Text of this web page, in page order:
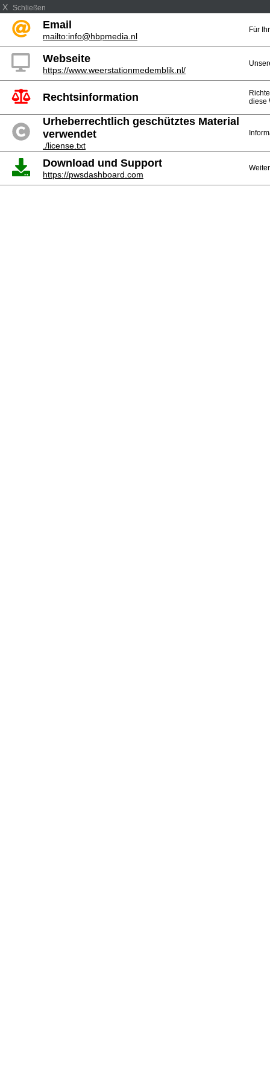
X Schließen
Email
mailto:info@hbpmedia.nl
Für
Webseite
https://www.weerstationmedemblik.nl/
Rechtsinformation
diese
Urheberrechtlich geschütztes Material
verwendet
./license.txt
Download und Support
https://pwsdashboard.com